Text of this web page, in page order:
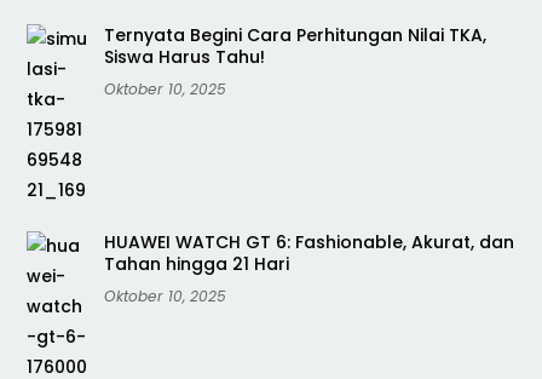
Ternyata Begini Cara Perhitungan Nilai TKA,
Siswa Harus Tahu!
Oktober 10, 2025
HUAWEI WATCH GT 6: Fashionable, Akurat, dan
Tahan hingga 21 Hari
Oktober 10, 2025